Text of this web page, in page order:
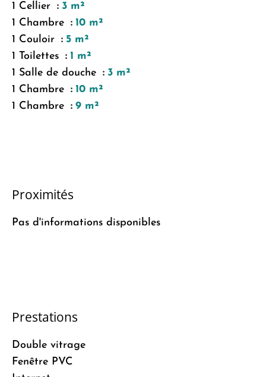
1 Cellier
3 m²
1 Chambre
10 m²
1 Couloir
5 m²
1 Toilettes
1 m²
1 Salle de douche
3 m²
1 Chambre
10 m²
1 Chambre
9 m²
Proximités
Pas d'informations disponibles
Prestations
Double vitrage
Fenêtre PVC